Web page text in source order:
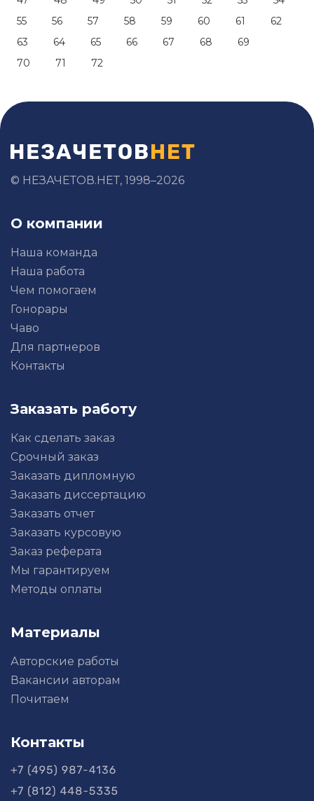
55
56 57 58 59 60 61
62
63
64 65 66 67 68
69
70
71 72
© НЕЗАЧЕТОВ.НЕТ, 1998–2026
О компании
Наша команда
Наша работа
Чем помогаем
Гонорары
Чаво
Для партнеров
Контакты
Заказать работу
Как сделать заказ
Срочный заказ
Заказать дипломную
Заказать диссертацию
Заказать отчет
Заказать курсовую
Заказ реферата
Мы гарантируем
Методы оплаты
Материалы
Авторские работы
Вакансии авторам
Почитаем
Контакты